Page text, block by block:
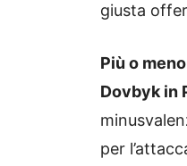
giusta
Più o
Dovbyk in
per